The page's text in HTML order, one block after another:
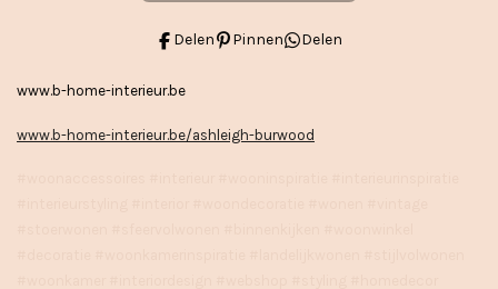
Delen Pinnen Delen
www.b-home-interieur.be
www.b-home-interieur.be/ashleigh-burwood